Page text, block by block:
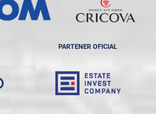
PARTENER OFICIAL